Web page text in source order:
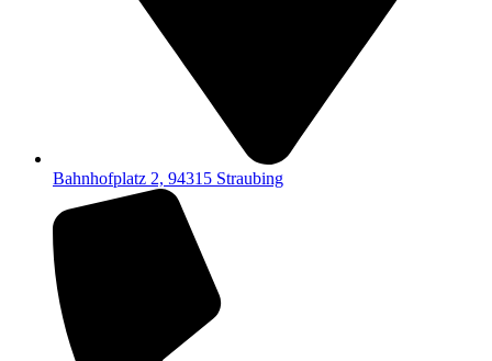
Bahnhofplatz 2, 94315 Straubing